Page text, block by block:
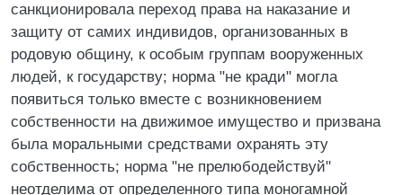
санкционировала переход права на наказание и
защиту от самих индивидов, организованных в
родовую общину, к особым группам вооруженных
людей, к государству; норма "не кради" могла
появиться только вместе с возникновением
собственности на движимое имущество и призвана
была моральными средствами охранять эту
собственность; норма "не прелюбодействуй"
неотделима от определенного типа моногамной